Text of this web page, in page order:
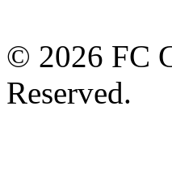
© 2026 FC
Reserved.